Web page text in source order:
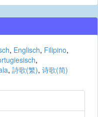
, Englisch, Filipino,
,
, 詩歌(繁), 诗歌(简)